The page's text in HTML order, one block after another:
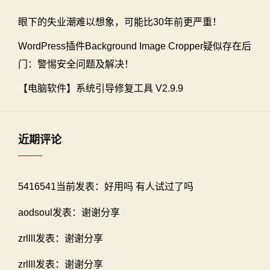
眼下的失业潮难以想象，可能比30年前更严重！
WordPress插件Background Image Cropper疑似存在后
门：警惕安全问题及解决！
【电脑软件】系统引导修复工具 V2.9.9
近期评论
5416541当前发表：好用吗 有人试过了吗
aodsoul发表：谢谢分享
zrllll发表：谢谢分享
zrllll发表：谢谢分享